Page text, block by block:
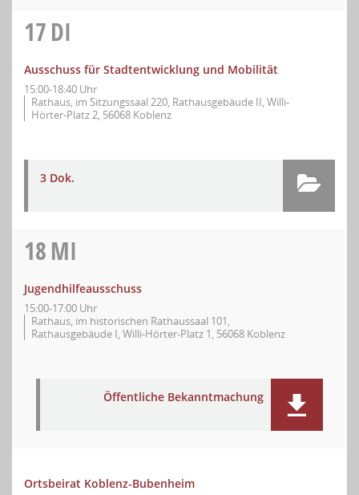
17DI
Ausschuss für Stadtentwicklung und Mobilität
15:00-18:40 Uhr
Rathaus, im Sitzungssaal 220, Rathausgebäude II, Willi-
Hörter-Platz 2, 56068 Koblenz
3 Dok.
18MI
Jugendhilfeausschuss
15:00-17:00 Uhr
Rathaus, im historischen Rathaussaal 101,
Rathausgebäude I, Willi-Hörter-Platz 1, 56068 Koblenz
Öffentliche Bekanntmachung
Ortsbeirat Koblenz-Bubenheim